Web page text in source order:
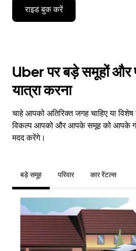
राइड बुक करें
Uber पर बड़े समूहों और
यात्रा करना
चाहे आपको अतिरिक्त जगह चाहिए या विशेष
विकल्प आपको और आपके समूह को आपके
मदद करेंगे।
बड़े समूह परिवार कार रेंटल्स